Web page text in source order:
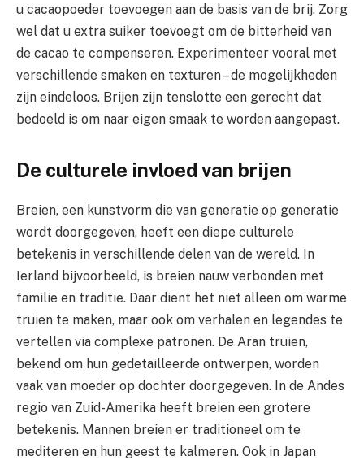
u cacaopoeder toevoegen aan de basis van de brij. Zorg
wel dat u extra suiker toevoegt om de bitterheid van
de cacao te compenseren. Experimenteer vooral met
verschillende smaken en texturen – de mogelijkheden
zijn eindeloos. Brijen zijn tenslotte een gerecht dat
bedoeld is om naar eigen smaak te worden aangepast.
De culturele invloed van brijen
Breien, een kunstvorm die van generatie op generatie
wordt doorgegeven, heeft een diepe culturele
betekenis in verschillende delen van de wereld. In
Ierland bijvoorbeeld, is breien nauw verbonden met
familie en traditie. Daar dient het niet alleen om warme
truien te maken, maar ook om verhalen en legendes te
vertellen via complexe patronen. De Aran truien,
bekend om hun gedetailleerde ontwerpen, worden
vaak van moeder op dochter doorgegeven. In de Andes
regio van Zuid-Amerika heeft breien een grotere
betekenis. Mannen breien er traditioneel om te
mediteren en hun geest te kalmeren. Ook in Japan